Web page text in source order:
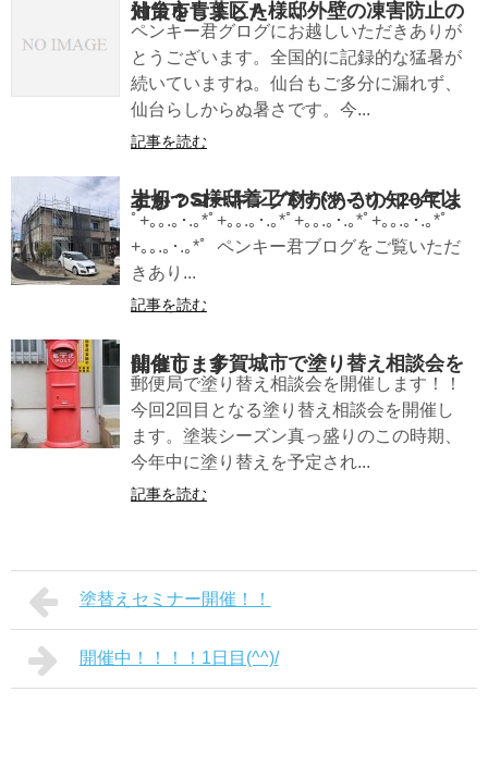
仙台市青葉区Ａ様邸外壁の凍害防止の対策をしました
ペンキー君グログにお越しいただきありが
とうございます。全国的に記録的な猛暑が
続いていますね。仙台もご多分に漏れず、
仙台らしからぬ暑さです。今...
記事を読む
岩切：S様邸着工です(*^-^*)～20年以上もつコーキング材があるの知ってますか？～
ﾟ+｡｡.｡･.｡*ﾟ+｡｡.｡･.｡*ﾟ+｡｡.｡･.｡*ﾟ+｡｡.｡･.｡*ﾟ
+｡｡.｡･.｡*ﾟ ペンキー君ブログをご覧いただ
きあり...
記事を読む
仙台市・多賀城市で塗り替え相談会を開催します
郵便局で塗り替え相談会を開催します！！
今回2回目となる塗り替え相談会を開催し
ます。塗装シーズン真っ盛りのこの時期、
今年中に塗り替えを予定され...
記事を読む
塗替えセミナー開催！！
開催中！！！！1日目(^^)/